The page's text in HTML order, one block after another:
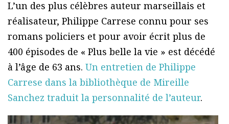
L’un des plus célèbres auteur marseillais et
réalisateur, Philippe Carrese connu pour ses
romans policiers et pour avoir écrit plus de
400 épisodes de « Plus belle la vie » est décédé
à l’âge de 63 ans. Un entretien de Philippe
Carrese dans la bibliothèque de Mireille
Sanchez traduit la personnalité de l’auteur.